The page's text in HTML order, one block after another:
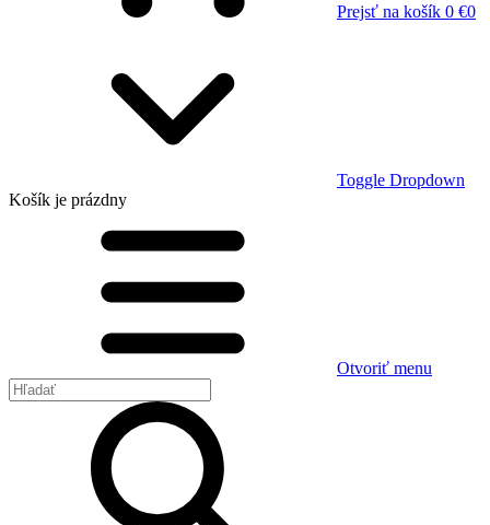
Prejsť na košík 0 €0
Toggle Dropdown
Košík je prázdny
Otvoriť menu